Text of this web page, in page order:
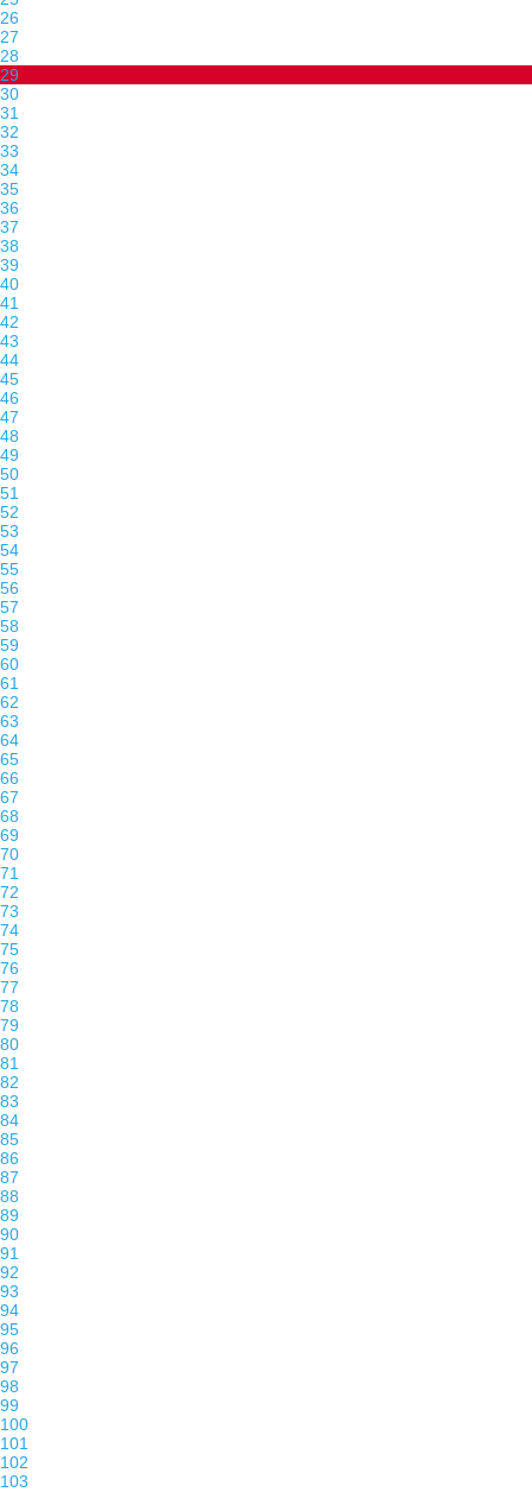
26
27
28
29
30
31
32
33
34
35
36
37
38
39
40
41
42
43
44
45
46
47
48
49
50
51
52
53
54
55
56
57
58
59
60
61
62
63
64
65
66
67
68
69
70
71
72
73
74
75
76
77
78
79
80
81
82
83
84
85
86
87
88
89
90
91
92
93
94
95
96
97
98
99
100
101
102
103